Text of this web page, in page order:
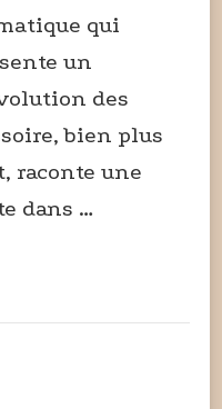
qui
un
des
bien plus
raconte une
dans …